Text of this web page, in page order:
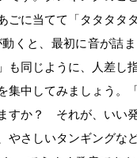
ごに当てて「タタタ
くと、最初に音が詰
も同じように、人差し
中してみましょう。
すか？ それが、いい
さしいタンギングな